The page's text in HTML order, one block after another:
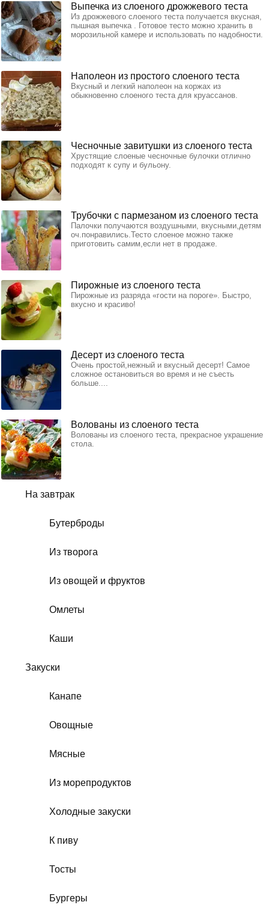
На завтрак
Бутерброды
Из творога
Из овощей и фруктов
Омлеты
Каши
Закуски
Канапе
Овощные
Мясные
Из морепродуктов
Холодные закуски
К пиву
Тосты
Бургеры
Выпечка из слоеного дрожжевого теста
Из дрожжевого слоеного теста получается вкусная,
пышная выпечка . Готовое тесто можно хранить в
морозильной камере и использовать по надобности.
Наполеон из простого слоеного теста
Вкусный и легкий наполеон на коржах из
обыкновенно слоеного теста для круассанов.
Чесночные завитушки из слоеного теста
Хрустящие слоеные чесночные булочки отлично
подходят к супу и бульону.
Трубочки с пармезаном из слоеного теста
Палочки получаются воздушными, вкусными,детям
оч.понравились.Тесто слоеное можно также
приготовить самим,если нет в продаже.
Пирожные из слоеного теста
Пирожные из разряда «гости на пороге». Быстро,
вкусно и красиво!
Десерт из слоеного теста
Очень простой,нежный и вкусный десерт! Самое
сложное остановиться во время и не съесть
больше....
Волованы из слоеного теста
Волованы из слоеного теста, прекрасное украшение
стола.